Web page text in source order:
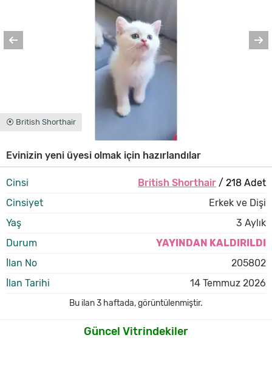
⦿ British Shorthair
Evinizin yeni üyesi olmak için hazırlandılar
Cinsi British Shorthair/ 218 Adet
Cinsiyet
Erkek ve Dişi
Yaş
3 Aylık
Durum
YAYINDAN KALDIRILDI
İlan No
205802
İlan Tarihi
14 Temmuz 2026
Bu ilan3 haftada,görüntülenmiştir.
Güncel Vitrindekiler